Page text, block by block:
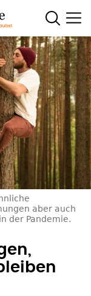
aber auch
der Pandemie.